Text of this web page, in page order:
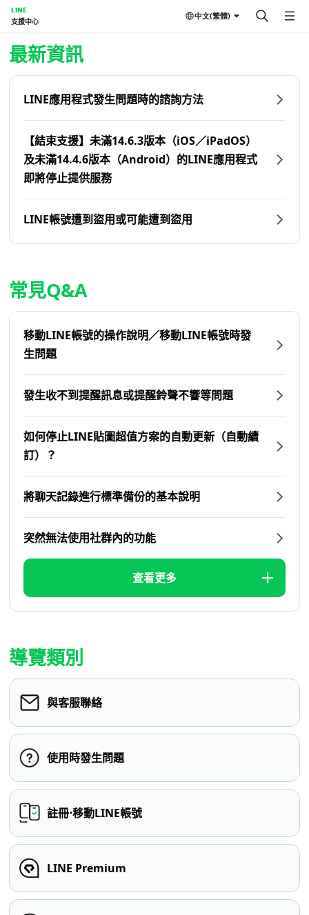
LINE
支援中心
中文(繁體)
首頁 | LINE支援中心
最新資訊
LINE應用程式發生問題時的諮詢方法
【結束支援】未滿14.6.3版本（iOS／iPadOS）
及未滿14.4.6版本（Android）的LINE應用程式
即將停止提供服務
LINE帳號遭到盜用或可能遭到盜用
常見Q&A
移動LINE帳號的操作說明／移動LINE帳號時發
生問題
發生收不到提醒訊息或提醒鈴聲不響等問題
如何停止LINE貼圖超值方案的自動更新（自動續
訂）？
將聊天記錄進行標準備份的基本說明
突然無法使用社群內的功能
查看更多
導覽類別
與客服聯絡
使用時發生問題
註冊⋅移動LINE帳號
LINE Premium